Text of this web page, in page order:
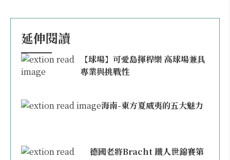
延伸閱讀
【球場】可愛島揮桿樂 高球場兼具
專業與挑戰性
海南-東方夏威夷的五大魅力
德國老將Bracht 鐵人世錦賽第